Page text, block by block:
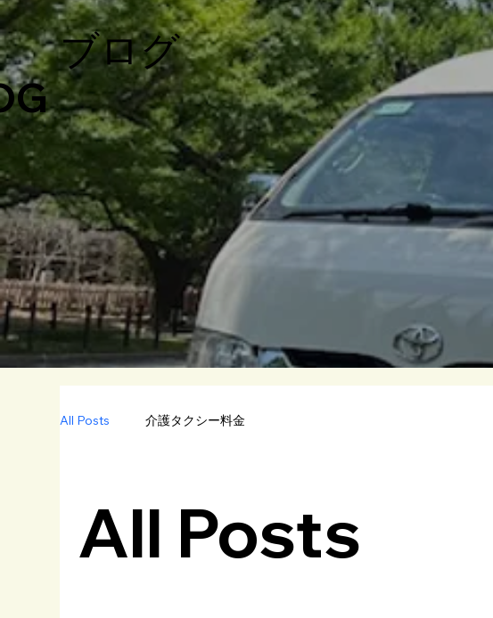
​ブログ
All Posts 介護タクシー料金
All Posts